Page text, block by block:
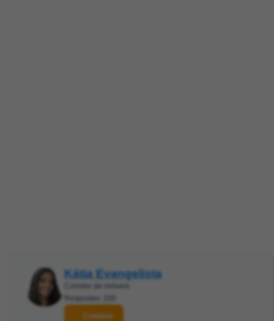
Kátia Evangelista
Corretor de imóveis
Respostas: 200
Contatar